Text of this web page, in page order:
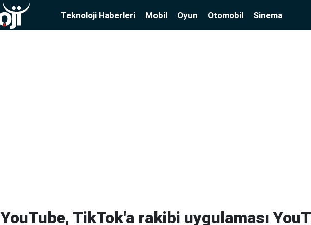
Teknoloji Haberleri Mobil Oyun Otomobil Sinema
YouTube, TikTok'a rakibi uygulaması